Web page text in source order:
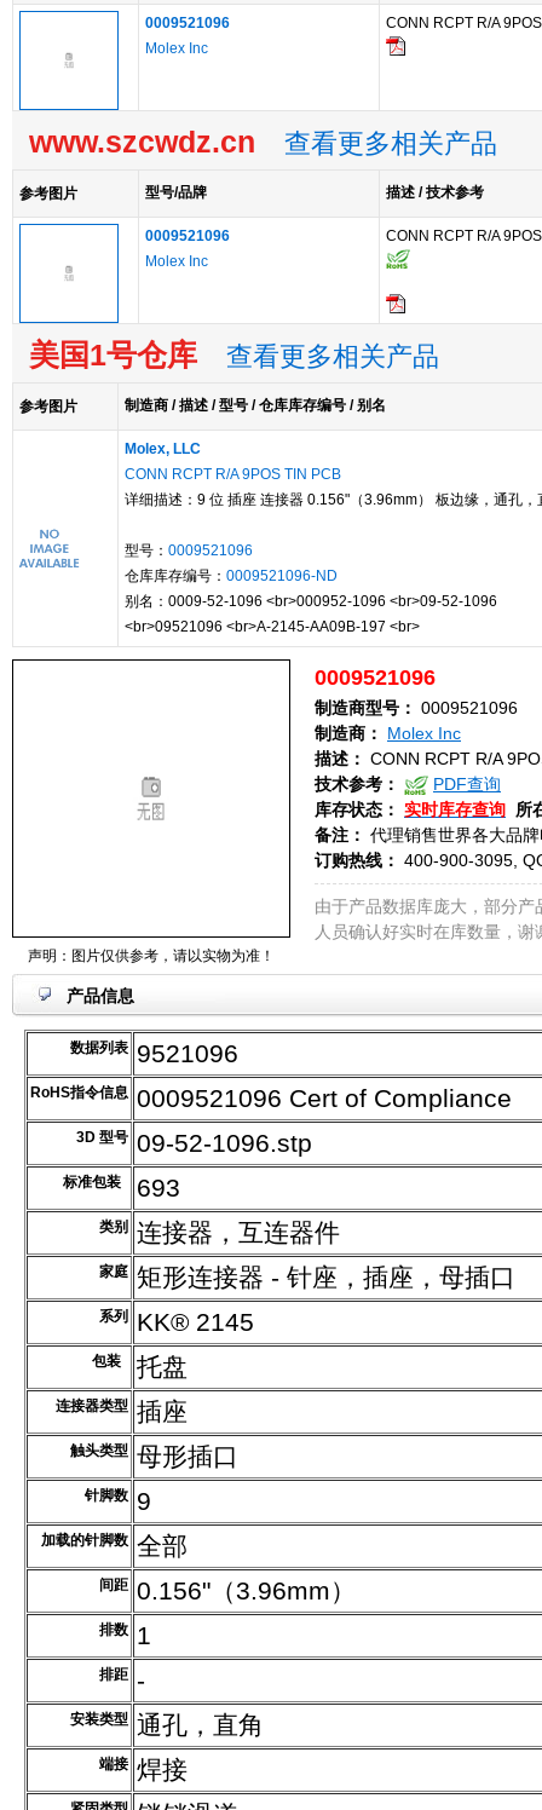
0009521096
Molex Inc
CONN RCPT R/A
www.szcwdz.cn 查看更多相关产品
参考图片 型号/品牌 描述 / 技术参考
0009521096
Molex Inc
CONN RCPT R/A
美国1号仓库 查看更多相关产品
参考图片 制造商 / 描述 / 型号 / 仓库库存编号 / 别名
Molex, LLC
CONN RCPT R/A 9POS TIN PCB
详细描述：9 位 插座 连接器 0.156"（3.96mm） 板边缘，通孔，
型号： 0009521096
仓库库存编号： 0009521096-ND
别名：0009-52-1096 <br>000952-1096 <br>09-52-1096
<br>09521096 <br>A-2145-AA09B-197 <br>
声明：图片仅供参考，请以实物为准！
0009521096
制造商型号： 0009521096
制造商：
Molex Inc
描述： CONN RCPT R/A
技术参考：
PDF查询
库存状态： 实时库存查询
所
备注： 代理销售世界各大品
订购热线： 400-900-3095,
由于产品数据库庞大，部分
人员确认好实时在库数量，谢
产品信息
数据列表 9521096
RoHS指令信息 0009521096 Cert of Compliance
3D 型号 09-52-1096.stp
标准包装 693
类别 连接器，互连器件
家庭 矩形连接器 - 针座，插座，母插口
系列 KK® 2145
包装 托盘
连接器类型 插座
触头类型 母形插口
针脚数 9
加载的针脚数 全部
间距 0.156"（3.96mm）
排数 1
排距 -
安装类型 通孔，直角
端接 焊接